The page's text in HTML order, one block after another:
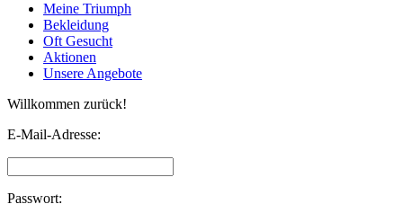
Meine Triumph
Bekleidung
Oft Gesucht
Aktionen
Unsere Angebote
Willkommen zurück!
E-Mail-Adresse:
Passwort: